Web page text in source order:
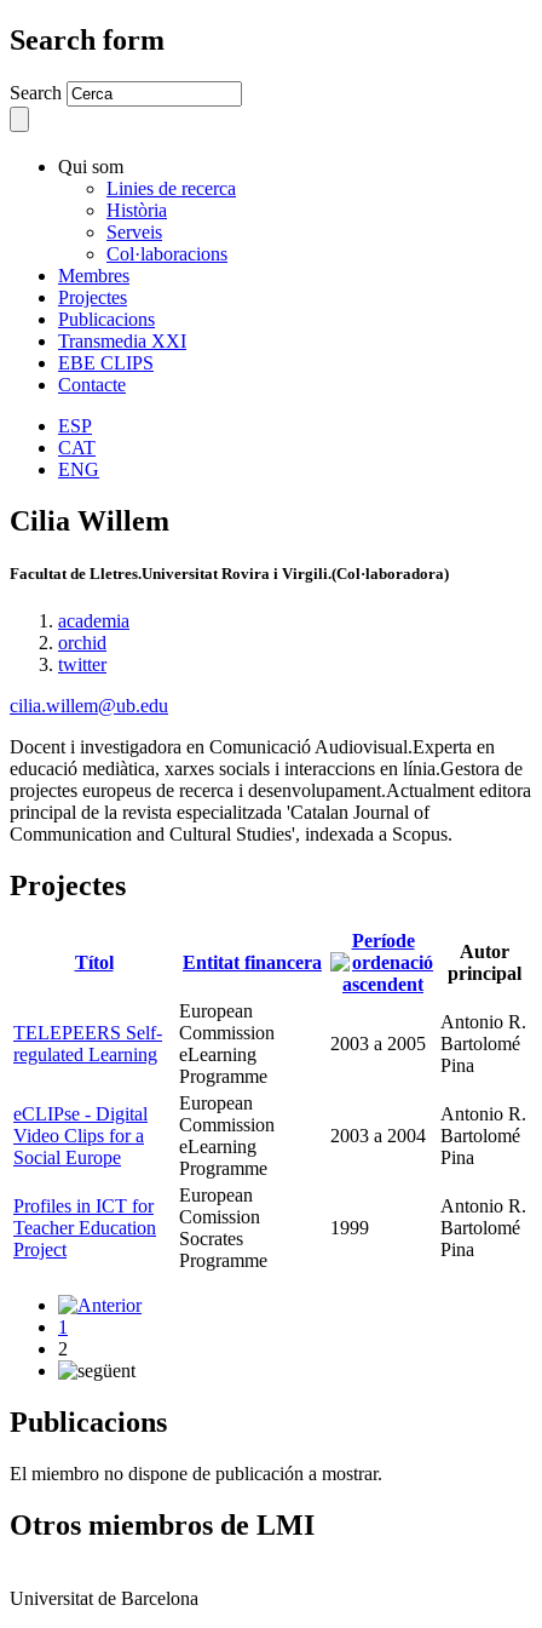
Search form
Search
Qui som
Linies de recerca
Història
Serveis
Col·laboracions
Membres
Projectes
Publicacions
Transmedia XXI
EBE CLIPS
Contacte
ESP
CAT
ENG
Cilia Willem
Facultat de Lletres.Universitat Rovira i Virgili.(Col·laboradora)
academia
orchid
twitter
cilia.willem@ub.edu
Docent i investigadora en Comunicació Audiovisual.Experta en
educació mediàtica, xarxes socials i interaccions en línia.Gestora de
projectes europeus de recerca i desenvolupament.Actualment editora
principal de la revista especialitzada 'Catalan Journal of
Communication and Cultural Studies', indexada a Scopus.
Projectes
Títol Entitat financera
Període
Autor
principal
TELEPEERS Self-
regulated Learning
European
Commission
eLearning
Programme
2003 a 2005
Antonio R.
Bartolomé
Pina
eCLIPse - Digital
Video Clips for a
Social Europe
European
Commission
eLearning
Programme
2003 a 2004
Antonio R.
Bartolomé
Pina
Profiles in ICT for
Teacher Education
Project
European
Comission
Socrates
Programme
1999
Antonio R.
Bartolomé
Pina
1
2
Publicacions
El miembro no dispone de publicación a mostrar.
Otros miembros de LMI
Universitat de Barcelona